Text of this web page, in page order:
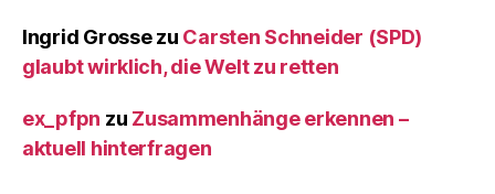
Ingrid Grossezu Carsten Schneider (SPD)
glaubt wirklich, die Welt zu retten
ex_pfpn zu Zusammenhänge erkennen –
aktuell hinterfragen